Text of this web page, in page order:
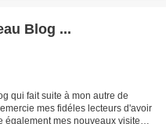
Blog ...
qui fait suite à mon autre de
mes fidéles lecteurs d'avoir
mes nouveaux visiteurs